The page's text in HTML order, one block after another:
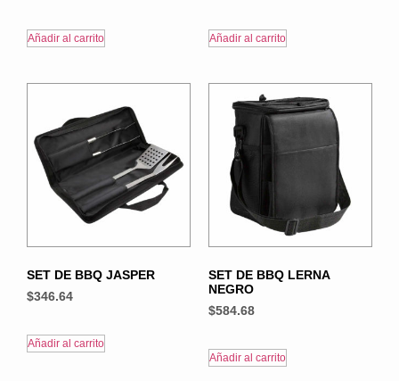
Añadir al carrito Añadir al carrito
SET DE BBQ JASPER
$346.64
Añadir al carrito
SET DE BBQ LERNA
NEGRO
$584.68
Añadir al carrito